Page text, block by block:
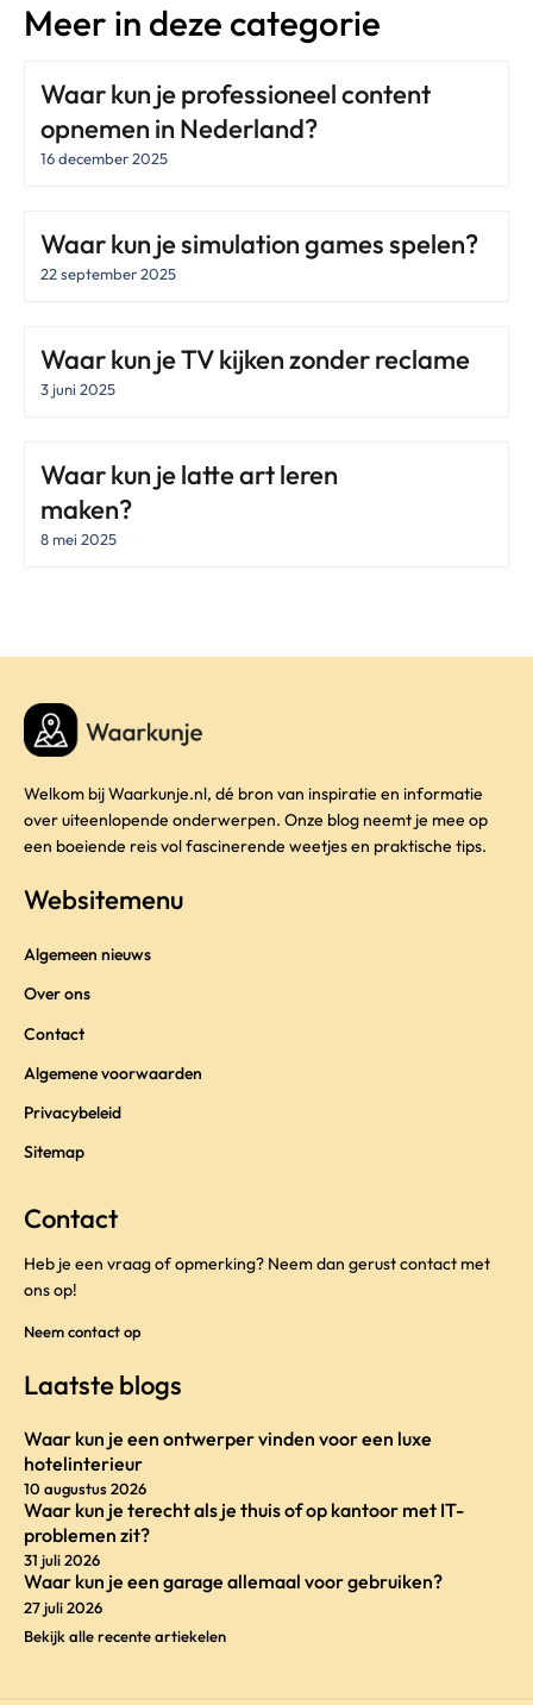
Meer in deze categorie
Waar kun je professioneel content
opnemen in Nederland?
16 december 2025
Waar kun je simulation games spelen?
22 september 2025
Waar kun je TV kijken zonder reclame
3 juni 2025
Waar kun je latte art leren
maken?
8 mei 2025
Welkom bij Waarkunje.nl, dé bron van inspiratie en informatie
over uiteenlopende onderwerpen. Onze blog neemt je mee op
een boeiende reis vol fascinerende weetjes en praktische tips.
Websitemenu
Algemeen nieuws
Over ons
Contact
Algemene voorwaarden
Privacybeleid
Sitemap
Contact
Heb je een vraag of opmerking? Neem dan gerust contact met
ons op!
Neem contact op
Laatste blogs
Waar kun je een ontwerper vinden voor een luxe
hotelinterieur
10 augustus 2026
Waar kun je terecht als je thuis of op kantoor met IT-
problemen zit?
31 juli 2026
Waar kun je een garage allemaal voor gebruiken?
27 juli 2026
Bekijk alle recente artiekelen